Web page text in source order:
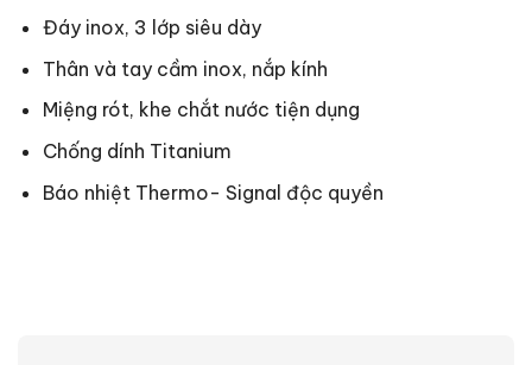
Đáy inox, 3 lớp siêu dày
Thân và tay cầm inox, nắp kính
Miệng rót, khe chắt nước tiện dụng
Chống dính Titanium
Báo nhiệt Thermo- Signal độc quyền